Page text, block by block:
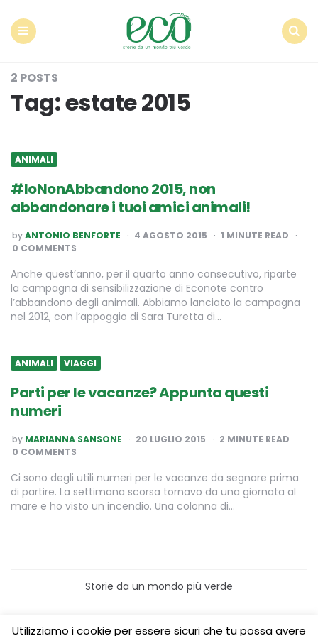
2 POSTS
Tag:estate 2015
ANIMALI
#IoNonAbbandono 2015, non
abbandonare i tuoi amici animali!
POSTED
BY
byANTONIO BENFORTE 4 AGOSTO 2015 1 MINUTE READ
0 COMMENTS
Anche quest’anno, per il quarto anno consecutivo, riparte
la campagna di sensibilizzazione di Econote contro
l’abbandono degli animali. Abbiamo lanciato la campagna
nel 2012, con l’appoggio di Sara Turetta di…
ANIMALI VIAGGI
Parti per le vacanze? Appunta questi
numeri
POSTED
BY
by MARIANNA SANSONE 20 LUGLIO 2015 2 MINUTE READ
0 COMMENTS
Ci sono degli utili numeri per le vacanze da segnare prima
di partire. La settimana scorsa tornavo da una giornata al
mare e ho visto un incendio. Una colonna di…
Storie da un mondo più verde
Home
Turismo sostenibile
Utilizziamo i cookie per essere sicuri che tu possa avere